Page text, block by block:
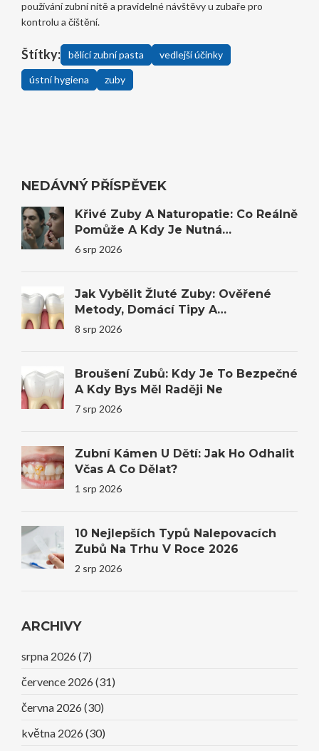
používání zubní nitě a pravidelné návštěvy u zubaře pro
kontrolu a čištění.
Štítky: bělící zubní pasta vedlejší účinky
ústní hygiena zuby
NEDÁVNÝ PŘÍSPĚVEK
Křivé Zuby A Naturopatie: Co Reálně
Pomůže A Kdy Je Nutná
Stomatologie
6 srp 2026
Jak Vybělit Žluté Zuby: Ověřené
Metody, Domácí Tipy A
Profesionální Bělení
8 srp 2026
Broušení Zubů: Kdy Je To Bezpečné
A Kdy Bys Měl Raději Ne
7 srp 2026
Zubní Kámen U Dětí: Jak Ho Odhalit
Včas A Co Dělat?
1 srp 2026
10 Nejlepších Typů Nalepovacích
Zubů Na Trhu V Roce 2026
2 srp 2026
ARCHIVY
srpna 2026 (7)
července 2026 (31)
června 2026 (30)
května 2026 (30)